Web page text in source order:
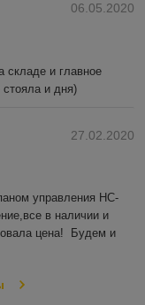
06.05.2020
складе и главное
стояла и дня)
27.02.2020
управления HC-
в наличии и
цена!  Будем и